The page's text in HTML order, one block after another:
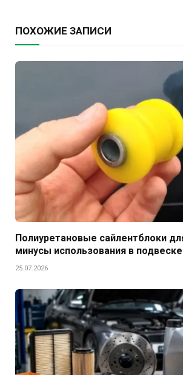
ПОХОЖИЕ ЗАПИСИ
Полиуретановые сайлентблоки
минусы использования в подвеске
25.07.2026